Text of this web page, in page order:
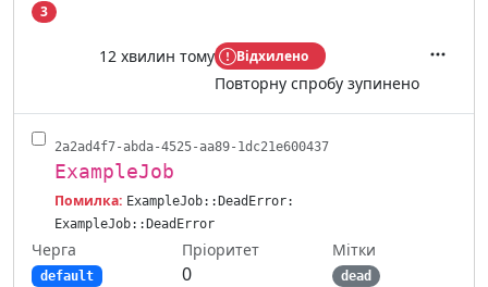
3
12 хвилин тому Відхилено
Повторну спробу зупинено
2a2ad4f7-abda-4525-aa89-1dc21e600437
ExampleJob
Помилка: ExampleJob::DeadError:
ExampleJob::DeadError
Черга
default
Пріоритет
0
Мітки
dead